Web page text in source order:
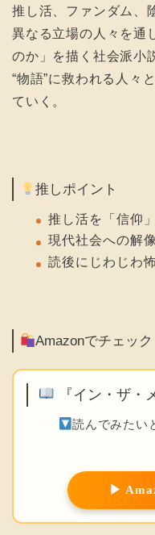
推し活、ファンダム、
異なる立場の人々を通
のか」を描く社会派小
“物語”に救われる人々
ていく。
推しポイント
推し活を「信仰
現代社会への解
読後にじわじわ
Amazonでチェック
『イン・ザ・
読んでみたい
▶